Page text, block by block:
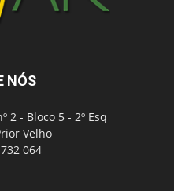
NÓS
2 - Bloco 5 - 2º Esq
Velho
064